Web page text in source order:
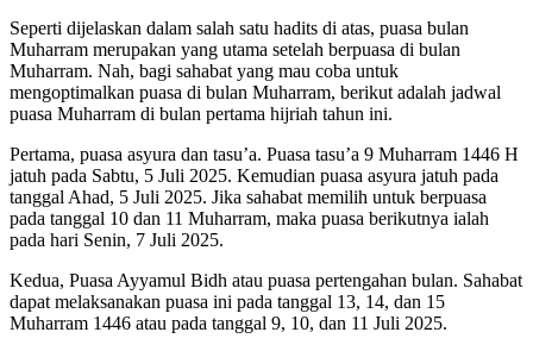
Seperti dijelaskan dalam salah satu hadits di atas, puasa bulan
Muharram merupakan yang utama setelah berpuasa di bulan
Muharram. Nah, bagi sahabat yang mau coba untuk
mengoptimalkan puasa di bulan Muharram, berikut adalah jadwal
puasa Muharram di bulan pertama hijriah tahun ini.
Pertama, puasa asyura dan tasu’a. Puasa tasu’a 9 Muharram 1446 H
jatuh pada Sabtu, 5 Juli 2025. Kemudian puasa asyura jatuh pada
tanggal Ahad, 5 Juli 2025. Jika sahabat memilih untuk berpuasa
pada tanggal 10 dan 11 Muharram, maka puasa berikutnya ialah
pada hari Senin, 7 Juli 2025.
Kedua, Puasa Ayyamul Bidh atau puasa pertengahan bulan. Sahabat
dapat melaksanakan puasa ini pada tanggal 13, 14, dan 15
Muharram 1446 atau pada tanggal 9, 10, dan 11 Juli 2025.